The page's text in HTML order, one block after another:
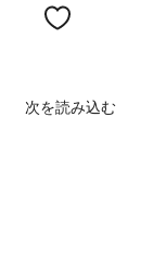
次を読み込む